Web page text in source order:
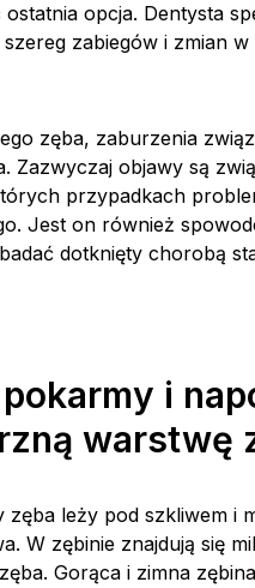
opcja. Dentysta
zabiegów i zmian
zęba, zaburzenia
Zazwyczaj objawy są
przypadkach
Jest on również
dotknięty chorobą
i
warstwę
zęba leży pod szkliwem i
W zębinie znajdują się
Gorąca i zimna